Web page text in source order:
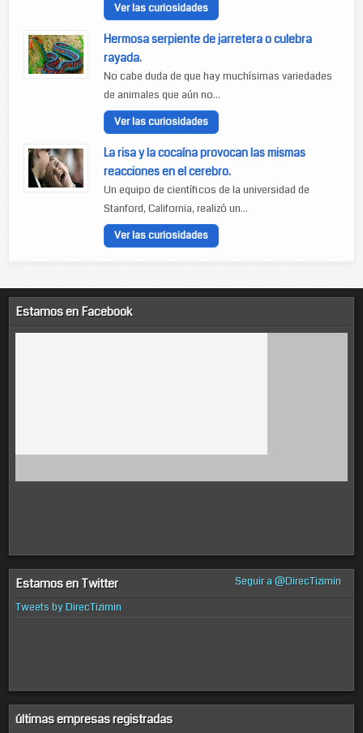
Ver las curiosidades
Hermosa serpiente de jarretera o culebra
rayada.
No cabe duda de que hay muchísimas variedades
de animales que aún no...
Ver las curiosidades
La risa y la cocaína provocan las mismas
reacciones en el cerebro.
Un equipo de científicos de la universidad de
Stanford, California, realizó un...
Ver las curiosidades
Estamos en Facebook
Estamos en Twitter
Seguir a @DirecTizimin
Tweets by DirecTizimin
últimas empresas registradas